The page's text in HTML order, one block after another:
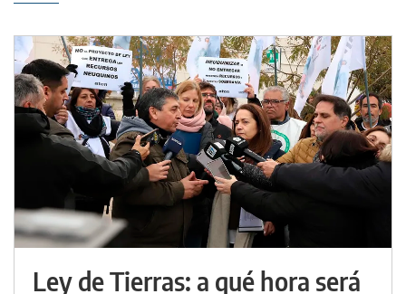
Ley de Tierras: a qué hora será